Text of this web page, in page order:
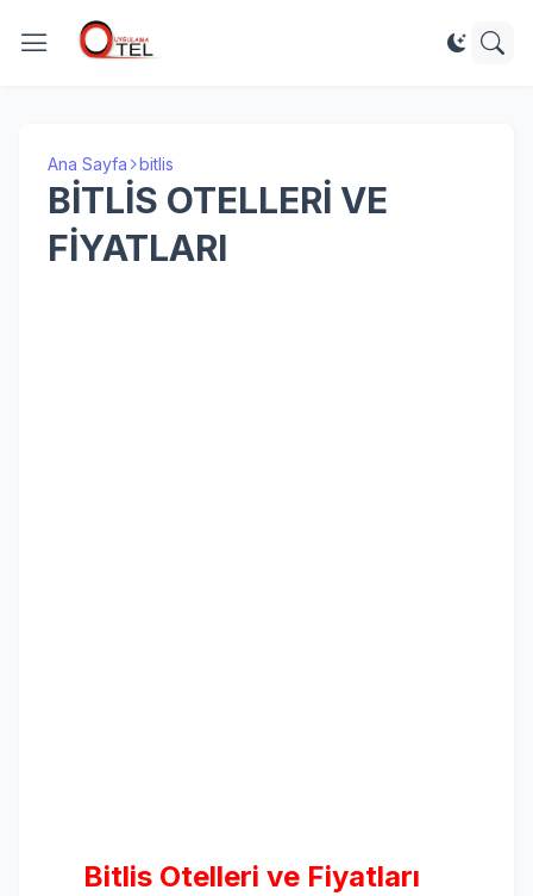
Ana Sayfa bitlis
BİTLİS OTELLERİ VE
FİYATLARI
Bitlis Otelleri ve Fiyatları